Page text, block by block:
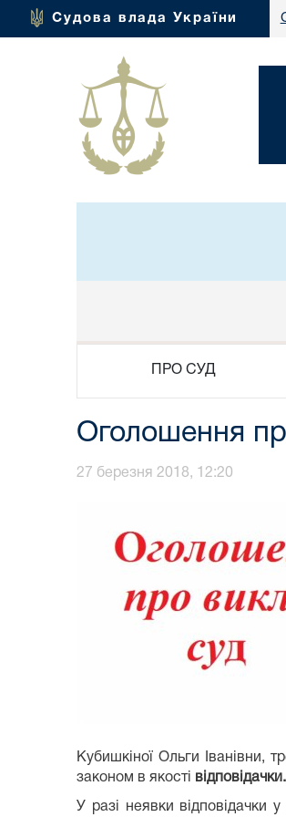
Судова влада України
ПРО СУД
Оголошення
27 березня 2018, 12:20
Кубишкіної Ольги Іванівни,
законом в якості відповідачки.
У разі неявки відповідачки